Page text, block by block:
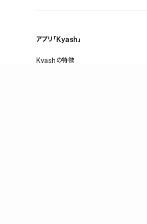
アプリ「Kyash」
Kyashの特徴